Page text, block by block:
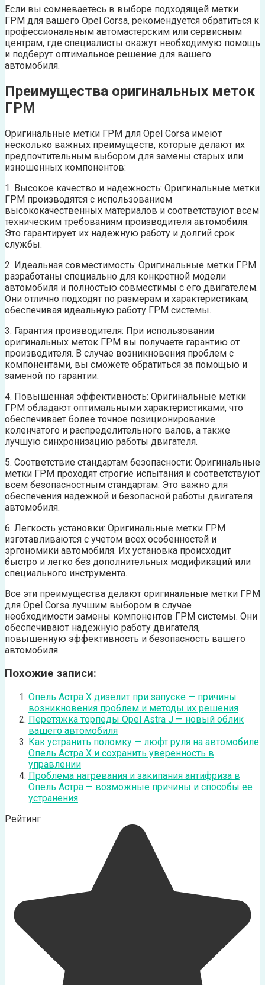
Если вы сомневаетесь в выборе подходящей метки
ГРМ для вашего Opel Corsa, рекомендуется обратиться к
профессиональным автомастерским или сервисным
центрам, где специалисты окажут необходимую помощь
и подберут оптимальное решение для вашего
автомобиля.
Преимущества оригинальных меток
ГРМ
Оригинальные метки ГРМ для Opel Corsa имеют
несколько важных преимуществ, которые делают их
предпочтительным выбором для замены старых или
изношенных компонентов:
1. Высокое качество и надежность: Оригинальные метки
ГРМ производятся с использованием
высококачественных материалов и соответствуют всем
техническим требованиям производителя автомобиля.
Это гарантирует их надежную работу и долгий срок
службы.
2. Идеальная совместимость: Оригинальные метки ГРМ
разработаны специально для конкретной модели
автомобиля и полностью совместимы с его двигателем.
Они отлично подходят по размерам и характеристикам,
обеспечивая идеальную работу ГРМ системы.
3. Гарантия производителя: При использовании
оригинальных меток ГРМ вы получаете гарантию от
производителя. В случае возникновения проблем с
компонентами, вы сможете обратиться за помощью и
заменой по гарантии.
4. Повышенная эффективность: Оригинальные метки
ГРМ обладают оптимальными характеристиками, что
обеспечивает более точное позиционирование
коленчатого и распределительного валов, а также
лучшую синхронизацию работы двигателя.
5. Соответствие стандартам безопасности: Оригинальные
метки ГРМ проходят строгие испытания и соответствуют
всем безопасностным стандартам. Это важно для
обеспечения надежной и безопасной работы двигателя
автомобиля.
6. Легкость установки: Оригинальные метки ГРМ
изготавливаются с учетом всех особенностей и
эргономики автомобиля. Их установка происходит
быстро и легко без дополнительных модификаций или
специального инструмента.
Все эти преимущества делают оригинальные метки ГРМ
для Opel Corsa лучшим выбором в случае
необходимости замены компонентов ГРМ системы. Они
обеспечивают надежную работу двигателя,
повышенную эффективность и безопасность вашего
автомобиля.
Похожие записи:
Опель Астра Х дизелит при запуске — причины
возникновения проблем и методы их решения
Перетяжка торпеды Opel Astra J — новый облик
вашего автомобиля
Как устранить поломку — люфт руля на автомобиле
Опель Астра Х и сохранить уверенность в
управлении
Проблема нагревания и закипания антифриза в
Опель Астра — возможные причины и способы ее
устранения
Рейтинг